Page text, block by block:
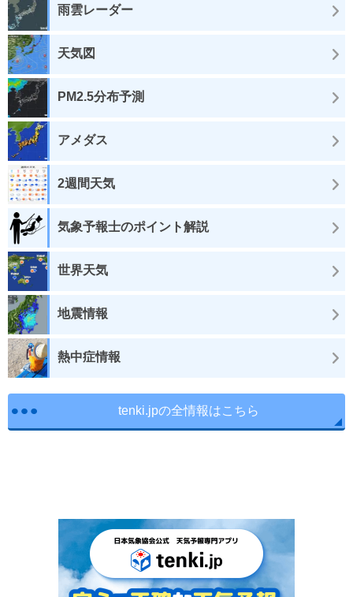
雨雲レーダー
天気図
PM2.5分布予測
アメダス
2週間天気
気象予報士のポイント解説
世界天気
地震情報
熱中症情報
tenki.jpの全情報はこちら